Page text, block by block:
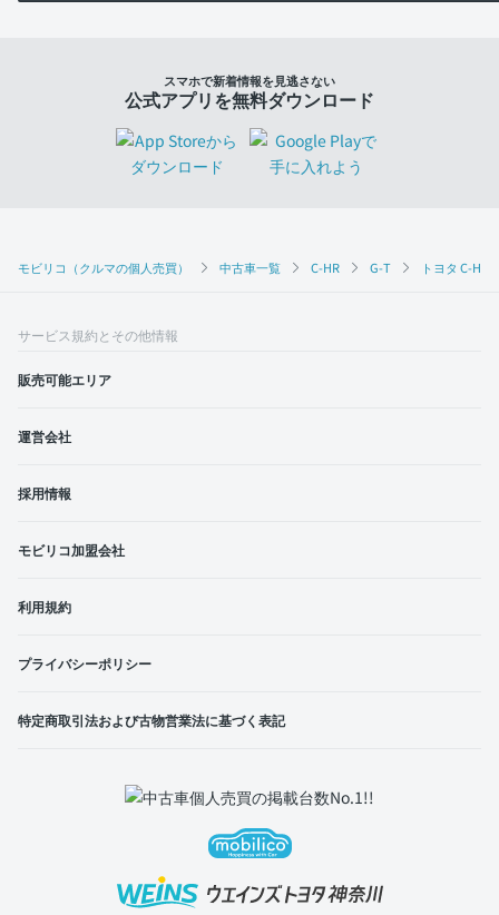
モビリコ（クルマの個人売買） 中古車一覧 C-HR G-T トヨタ C-HR
スマホで新着情報を見逃さない
公式アプリを無料ダウンロード
サービス規約とその他情報
販売可能エリア
運営会社
採用情報
モビリコ加盟会社
利用規約
プライバシーポリシー
特定商取引法および古物営業法に基づく表記